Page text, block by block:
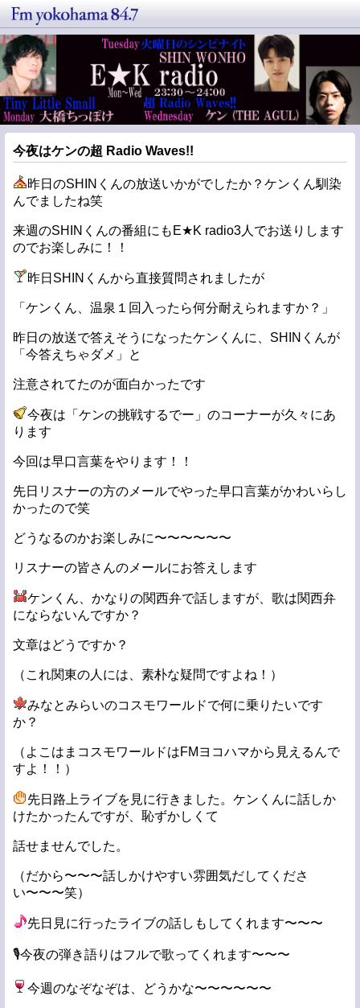
今夜はケンの超 Radio Waves!!
昨日のSHINくんの放送いかがでしたか？ケンくん馴染
んでましたね笑
来週のSHINくんの番組にもE★K radio3人でお送りします
のでお楽しみに！！
昨日SHINくんから直接質問されましたが
「ケンくん、温泉１回入ったら何分耐えられますか？」
昨日の放送で答えそうになったケンくんに、SHINくんが
「今答えちゃダメ」と
注意されてたのが面白かったです
今夜は「ケンの挑戦するでー」のコーナーが久々にあ
ります
今回は早口言葉をやります！！
先日リスナーの方のメールでやった早口言葉がかわいらし
かったので笑
どうなるのかお楽しみに〜〜〜〜〜〜
リスナーの皆さんのメールにお答えします
ケンくん、かなりの関西弁で話しますが、歌は関西弁
にならないんですか？
文章はどうですか？
（これ関東の人には、素朴な疑問ですよね！）
みなとみらいのコスモワールドで何に乗りたいです
か？
（よこはまコスモワールドはFMヨコハマから見えるんで
すよ！！）
先日路上ライブを見に行きました。ケンくんに話しか
けたかったんですが、恥ずかしくて
話せませんでした。
（だから〜〜〜話しかけやすい雰囲気だしてくださ
い〜〜〜笑）
先日見に行ったライブの話しもしてくれます〜〜〜
🎙️今夜の弾き語りはフルで歌ってくれます〜〜〜
今週のなぞなぞは、どうかな〜〜〜〜〜〜